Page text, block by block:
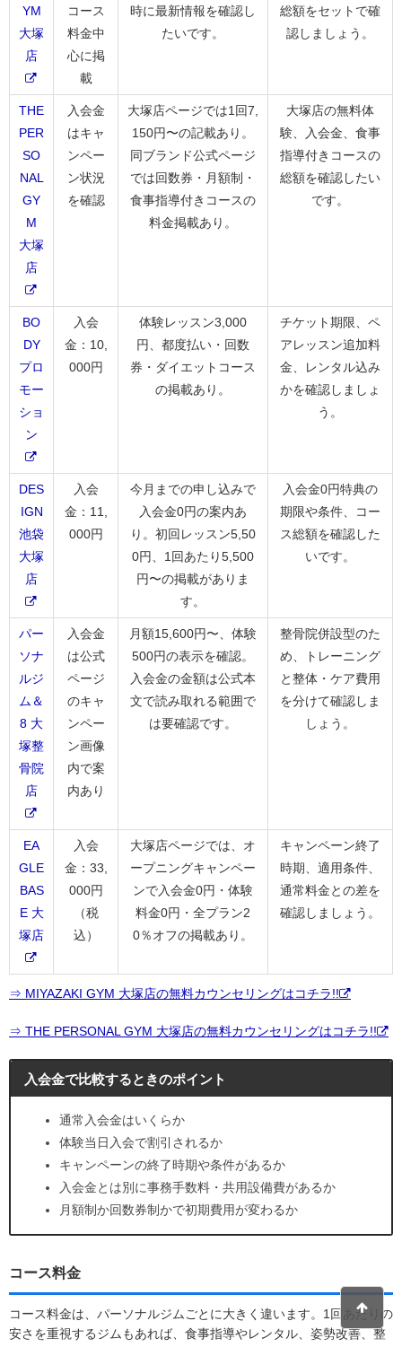
YM
大塚
店
コース
料金中
心に掲
載
時に最新情報を確認し
たいです。
総額をセットで確
認しましょう。
THE
PER
SO
NAL
GY
M
大塚
店
入会金
はキャ
ンペー
ン状況
を確認
大塚店ページでは1回7,
150円〜の記載あり。
同ブランド公式ページ
では回数券・月額制・
食事指導付きコースの
料金掲載あり。
大塚店の無料体
験、入会金、食事
指導付きコースの
総額を確認したい
です。
BO
DY
プロ
モー
ショ
ン
入会
金：10,
000円
体験レッスン3,000
円、都度払い・回数
券・ダイエットコース
の掲載あり。
チケット期限、ペ
アレッスン追加料
金、レンタル込み
かを確認しましょ
う。
DES
IGN
池袋
大塚
店
入会
金：11,
000円
今月までの申し込みで
入会金0円の案内あ
り。初回レッスン5,50
0円、1回あたり5,500
円〜の掲載がありま
す。
入会金0円特典の
期限や条件、コー
ス総額を確認した
いです。
パー
ソナ
ルジ
ム＆
8 大
塚整
骨院
店
入会金
は公式
ページ
のキャ
ンペー
ン画像
内で案
内あり
月額15,600円〜、体験
500円の表示を確認。
入会金の金額は公式本
文で読み取れる範囲で
は要確認です。
整骨院併設型のた
め、トレーニング
と整体・ケア費用
を分けて確認しま
しょう。
EA
GLE
BAS
E 大
塚店
入会
金：33,
000円
（税
込）
大塚店ページでは、オ
ープニングキャンペー
ンで入会金0円・体験
料金0円・全プラン2
0％オフの掲載あり。
キャンペーン終了
時期、適用条件、
通常料金との差を
確認しましょう。
⇒ MIYAZAKI GYM 大塚店の無料カウンセリングはコチラ!!
⇒ THE PERSONAL GYM 大塚店の無料カウンセリングはコチラ!!
入会金で比較するときのポイント
通常入会金はいくらか
体験当日入会で割引されるか
キャンペーンの終了時期や条件があるか
入会金とは別に事務手数料・共用設備費があるか
月額制か回数券制かで初期費用が変わるか
コース料金
コース料金は、パーソナルジムごとに大きく違います。1回あたりの
安さを重視するジムもあれば、食事指導やレンタル、姿勢改善、整